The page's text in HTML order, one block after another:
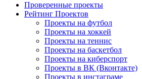
Проверенные проекты
Рейтинг Проектов
Проекты на футбол
Проекты на хоккей
Проекты на теннис
Проекты на баскетбол
Проекты на киберспорт
Проекты в ВК (Вконтакте)
Проекты в инстаграме